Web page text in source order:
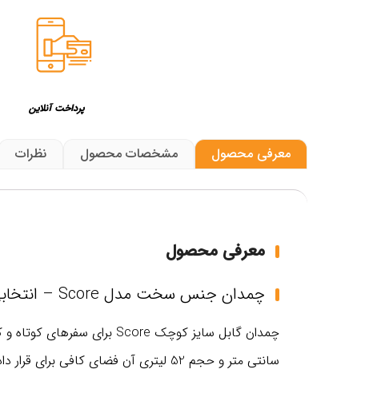
پرداخت آنلاین
معرفی محصول مشخصات محصول نظرات
معرفی محصول
چمدان جنس سخت مدل Score – انتخابی کاربردی برای سفر های کوتاه مدت
سانتی‌ متر و حجم 52 لیتری آن فضای کافی برای قرار دادن لباس، کفش و وسایل شخصی فراهم می‌ کند، بدون اینکه اندازه چمدان در مسیر سفر دست‌ و پاگیر باشد.